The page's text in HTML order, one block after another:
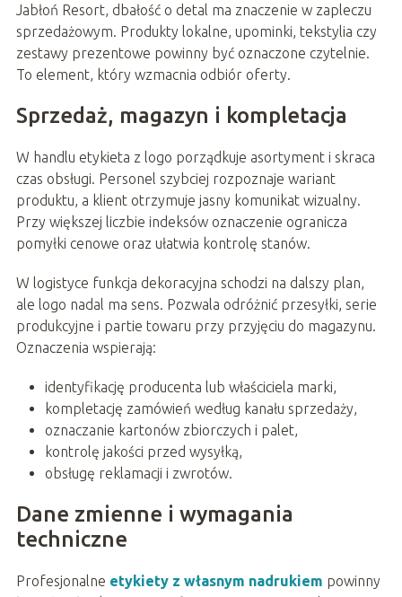
Jabłoń Resort, dbałość o detal ma znaczenie w zapleczu
sprzedażowym. Produkty lokalne, upominki, tekstylia czy
zestawy prezentowe powinny być oznaczone czytelnie.
To element, który wzmacnia odbiór oferty.
Sprzedaż, magazyn i kompletacja
W handlu etykieta z logo porządkuje asortyment i skraca
czas obsługi. Personel szybciej rozpoznaje wariant
produktu, a klient otrzymuje jasny komunikat wizualny.
Przy większej liczbie indeksów oznaczenie ogranicza
pomyłki cenowe oraz ułatwia kontrolę stanów.
W logistyce funkcja dekoracyjna schodzi na dalszy plan,
ale logo nadal ma sens. Pozwala odróżnić przesyłki, serie
produkcyjne i partie towaru przy przyjęciu do magazynu.
Oznaczenia wspierają:
identyfikację producenta lub właściciela marki,
kompletację zamówień według kanału sprzedaży,
oznaczanie kartonów zbiorczych i palet,
kontrolę jakości przed wysyłką,
obsługę reklamacji i zwrotów.
Dane zmienne i wymagania
techniczne
Profesjonalne etykiety z własnym nadrukiem powinny